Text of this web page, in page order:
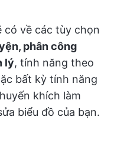
có về các tùy chọn
phân công
lý, tính năng theo
bất kỳ tính năng
khích làm
biểu đồ của bạn.